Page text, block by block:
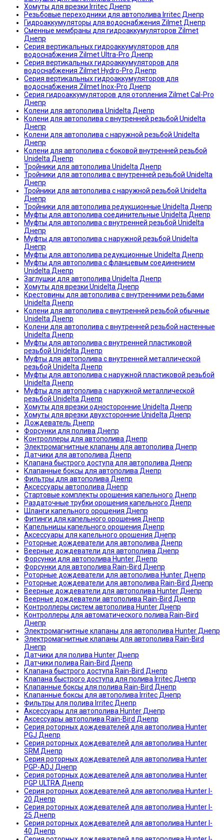
Хомуты для врезки Irritec Днепр
Резьбовые переходники для автополива Irritec Днепр
Гидроаккумуляторы для водоснабжения Zilmet Днепр
Сменные мембраны для гидроаккумуляторов Zilmet
Днепр
Серия вертикальных гидроаккумуляторов для
водоснабжения Zilmet Ultra-Pro Днепр
Серия вертикальных гидроаккумуляторов для
водоснабжения Zilmet Hydro-Pro Днепр
Серия вертикальных гидроаккумуляторов для
водоснабжения Zilmet Inox-Pro Днепр
Серия гидроаккумуляторов для отопления Zilmet Cal-Pro
Днепр
Колени для автополива Unidelta Днепр
Колени для автополива с внутренней резьбой Unidelta
Днепр
Колени для автополива с наружной резьбой Unidelta
Днепр
Колени для автополива с боковой внутренней резьбой
Unidelta Днепр
Тройники для автополива Unidelta Днепр
Тройники для автополива с внутренней резьбой Unidelta
Днепр
Тройники для автополива с наружной резьбой Unidelta
Днепр
Тройники для автополива редукционные Unidelta Днепр
Муфты для автополива соединительные Unidelta Днепр
Муфты для автополива с внутренней резьбой Unidelta
Днепр
Муфты для автополива с наружной резьбой Unidelta
Днепр
Муфты для автополива редукционные Unidelta Днепр
Муфты для автополива с фланцевым соединением
Unidelta Днепр
Заглушки для автополива Unidelta Днепр
Хомуты для врезки Unidelta Днепр
Крестовины для автополива с внутренними резьбами
Unidelta Днепр
Колени для автополива с внутренней резьбой обычные
Unidelta Днепр
Колени для автополива с внутренней резьбой настенные
Unidelta Днепр
Муфты для автополива с внутренней пластиковой
резьбой Unidelta Днепр
Муфты для автополива с внутренней металлической
резьбой Unidelta Днепр
Муфты для автополива с наружной пластиковой резьбой
Unidelta Днепр
Муфты для автополива с наружной металлической
резьбой Unidelta Днепр
Хомуты для врезки односторонние Unidelta Днепр
Хомуты для врезки двухсторонние Unidelta Днепр
Дождеватель Днепр
Форсунки для полива Днепр
Контроллеры для автополива Днепр
Электромагнитные клапаны для автополива Днепр
Датчики для автополива Днепр
Клапана быстрого доступа для автополива Днепр
Клапанные боксы для автополива Днепр
Фильтры для автополива Днепр
Аксессуары автополива Днепр
Стартовые комплекты орошения капельного Днепр
Раздаточные трубки орошения капельного Днепр
Шланги капельного орошения Днепр
Фитинги для капельного орошения Днепр
Капельницы капельного орошения Днепр
Аксессуары для капельного орошения Днепр
Роторные дождеватели для автополива Днепр
Веерные дождеватели для автополива Днепр
Форсунки для автополива Hunter Днепр
Форсунки для автополива Rain-Bird Днепр
Роторные дождеватели для автополива Hunter Днепр
Роторные дождеватели для автополива Rain-Bird Днепр
Веерные дождеватели для автополива Hunter Днепр
Веерные дождеватели автополива Rain-Bird Днепр
Контроллеры систем автополива Hunter Днепр
Контроллеры для автоматического полива Rain-Bird
Днепр
Электромагнитные клапаны для автополива Hunter Днепр
Электромагнитные клапаны для автополива Rain-Bird
Днепр
Датчики для полива Hunter Днепр
Датчики полива Rain-Bird Днепр
Клапана быстрого доступа Rain-Bird Днепр
Клапана быстрого доступа для полива Irritec Днепр
Клапанные боксы для полива Rain-Bird Днепр
Клапанные боксы для автополива Irritec Днепр
Фильтры для полива Irritec Днепр
Аксессуары для автополива Hunter Днепр
Аксессуары автополива Rain-Bird Днепр
Серия роторных дождевателей для автополива Hunter
PGJ Днепр
Серия роторных дождевателей для автополива Hunter
SRM Днепр
Серия роторных дождевателей для автополива Hunter
PGP-ADJ Днепр
Серия роторных дождевателей для автополива Hunter
PGP ULTRA Днепр
Серия роторных дождевателей для автополива Hunter I-
20 Днепр
Серия роторных дождевателей для автополива Hunter I-
25 Днепр
Серия роторных дождевателей для автополива Hunter I-
40 Днепр